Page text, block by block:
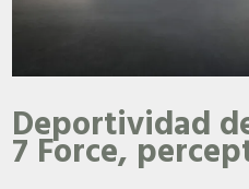
Deportividad
7 Force,